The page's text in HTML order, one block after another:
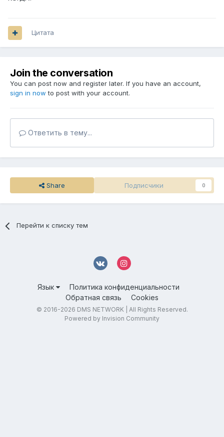
3. всякие штучки детальки фигурки рамки
пример заказа аватарки:
1.картинка например : мой пездюк :3
2. надпись (по желанию)
Цитата
Join the conversation
You can post now and register later. If you have an account,
sign in now to post with your account.
Ответить в тему...
Share Подписчики 0
Перейти к списку тем
Язык
Политика конфиденциальности
Обратная связь
Cookies
© 2016-2026 DMS NETWORK | All Rights Reserved.
Powered by Invision Community